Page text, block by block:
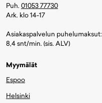
Puh. 01053 77730
Ark. klo 14-17
Asiakaspalvelun puhelumaksut:
8,4 snt/min. (sis. ALV)
Myymälät
Espoo
Helsinki